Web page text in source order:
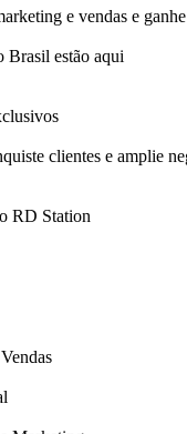
e vendas e
Brasil estão aqui
clientes e amplie
RD Station